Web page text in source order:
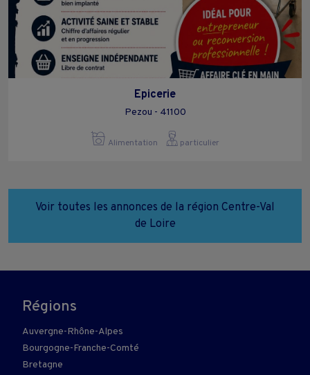
Epicerie
Pezou - 41100
Alimentation particulier
Voir toutes les annonces de la région Centre-Val
de Loire
Régions
Auvergne-Rhône-Alpes
Bourgogne-Franche-Comté
Bretagne